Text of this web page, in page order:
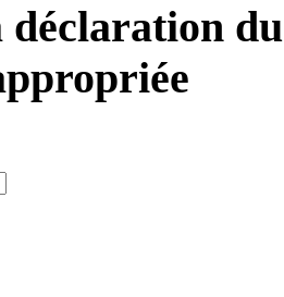
déclaration